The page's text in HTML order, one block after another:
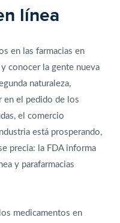
línea
en las farmacias en
y conocer la gente nueva
naturaleza,
en el pedido de los
el comercio
está prosperando,
precia: la FDA informa
y parafarmacias
medicamentos en